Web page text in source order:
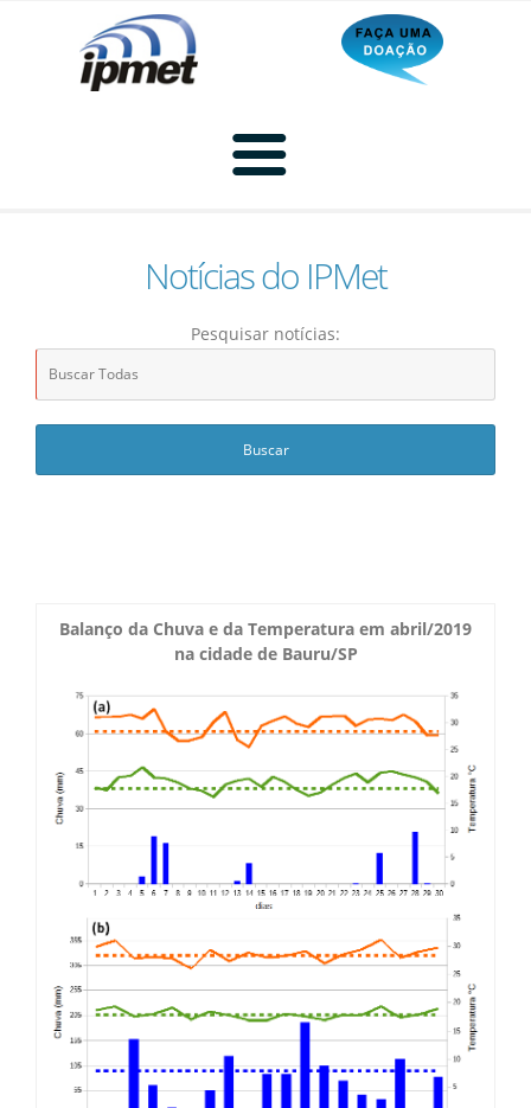
Home
Radar Animado
Radar GIS Local
Radar PPI GIS
Alertas no Telegram
Chuva Bauru
Chuvas e seu Local
Chuva Diária
Imagens de Satélite
Satélite GIS + Radar
Estação Meteorológica
Modelo Global GFS
Modelo Regional WRF
Umidade do Solo
Secas Bauru
Laudos Meteorológicos
Treinamento
Solicitação de Dados
Informações
Histórico
Notícias
IPMet na FC
Perguntas Frequentes
Fale Conosco
Observador Voluntário
Como Chegar
Login
Notícias do IPMet
Pesquisar notícias:
Balanço da Chuva e da Temperatura em abril/2019
na cidade de Bauru/SP